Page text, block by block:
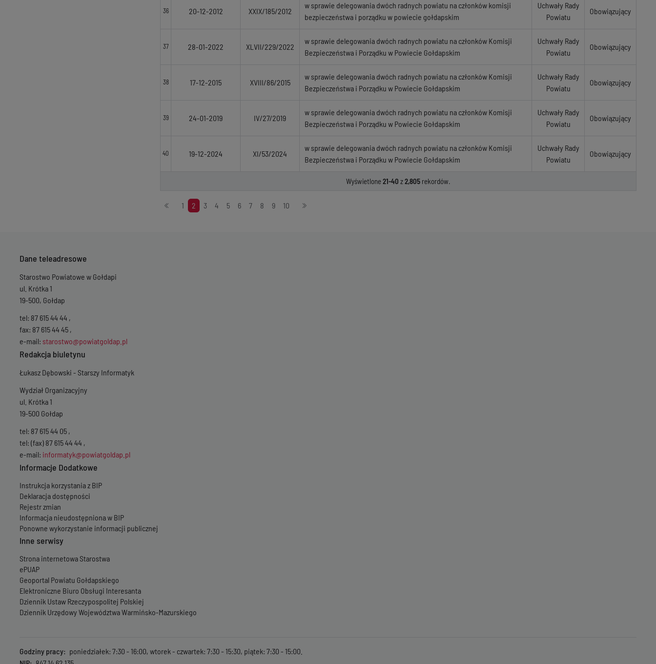
36 20-12-2012 XXIX/185/2012
w sprawie delegowania dwóch radnych powiatu na członków komisji
bezpieczeństwa i porządku w powiecie gołdapskim
Uchwały Rady
Powiatu
Obowiązujący
37 28-01-2022 XLVII/229/2022
w sprawie delegowania dwóch radnych powiatu na członków Komisji
Bezpieczeństwa i Porządku w Powiecie Gołdapskim
Uchwały Rady
Powiatu
Obowiązujący
38 17-12-2015 XVIII/86/2015
w sprawie delegowania dwóch radnych powiatu na członków Komisji
Bezpieczeństwa i Porządku w Powiecie Gołdapskim
Uchwały Rady
Powiatu
Obowiązujący
39 24-01-2019 IV/27/2019
w sprawie delegowania dwóch radnych powiatu na członków Komisji
Bezpieczeństwa i Porządku w Powiecie Gołdapskim
Uchwały Rady
Powiatu
Obowiązujący
40 19-12-2024 XI/53/2024
w sprawie delegowania dwóch radnych powiatu na członków Komisji
Bezpieczeństwa i Porządku w Powiecie Gołdapskim
Uchwały Rady
Powiatu
Obowiązujący
Wyświetlone21-40 z2,805 rekordów.
Stronicowanie
1 2 3 4 5 6 7 8 9 10
Dane teleadresowe
Starostwo Powiatowe w Gołdapi
ul. Krótka 1
19-500, Gołdap
tel: 87 615 44 44 ,
fax: 87 615 44 45 ,
e-mail: starostwo@powiatgoldap.pl
Redakcja biuletynu
Łukasz Dębowski - Starszy Informatyk
Wydział Organizacyjny
ul. Krótka 1
19-500 Gołdap
tel: 87 615 44 05 ,
tel: (fax) 87 615 44 44 ,
e-mail: informatyk@powiatgoldap.pl
Informacje Dodatkowe
Instrukcja korzystania z BIP
Deklaracja dostępności
Rejestr zmian
Informacja nieudostępniona w BIP
Ponowne wykorzystanie informacji publicznej
Inne serwisy
Strona internetowa Starostwa
ePUAP
Geoportal Powiatu Gołdapskiego
Elektroniczne Biuro Obsługi Interesanta
Dziennik Ustaw Rzeczypospolitej Polskiej
Dziennik Urzędowy Województwa Warmińsko-Mazurskiego
Godziny pracy
poniedziałek: 7:30 - 16:00, wtorek - czwartek: 7:30 - 15:30, piątek: 7:30 - 15:00.